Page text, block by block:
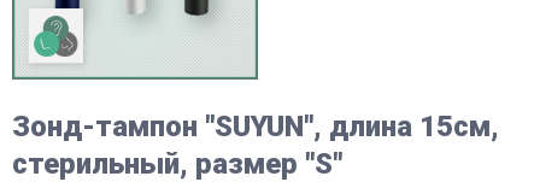
Зонд-тампон "SUYUN", длина 15см,
стерильный, размер "S"